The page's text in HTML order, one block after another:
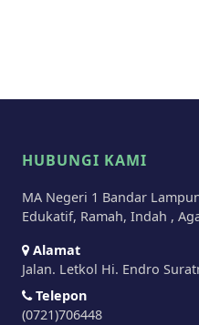
HUBUNGI KAMI
MA Negeri 1 Bandar
Edukatif, Ramah, Indah ,
Alamat
Jalan. Letkol Hi. Endro
Telepon
(0721)706448